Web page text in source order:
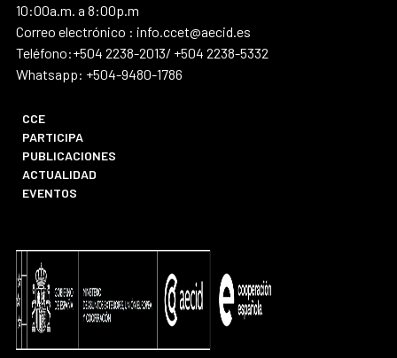
10:00a.m. a 8:00p.m
Correo electrónico : info.ccet@aecid.es
Teléfono:+504 2238-2013/ +504 2238-5332
Whatsapp: +504-9480-1786
CCE
PARTICIPA
PUBLICACIONES
ACTUALIDAD
EVENTOS